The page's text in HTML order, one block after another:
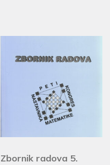
Zbornik radova 5.